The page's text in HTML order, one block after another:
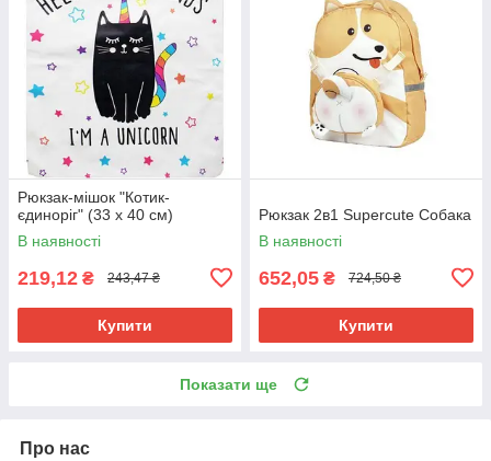
Рюкзак-мішок "Котик-
єдиноріг" (33 х 40 см)
В наявності
219,12 ₴ 243,47 ₴
Купити
Рюкзак 2в1 Supercute Собака
В наявності
652,05 ₴ 724,50 ₴
Купити
Показати ще
Про нас